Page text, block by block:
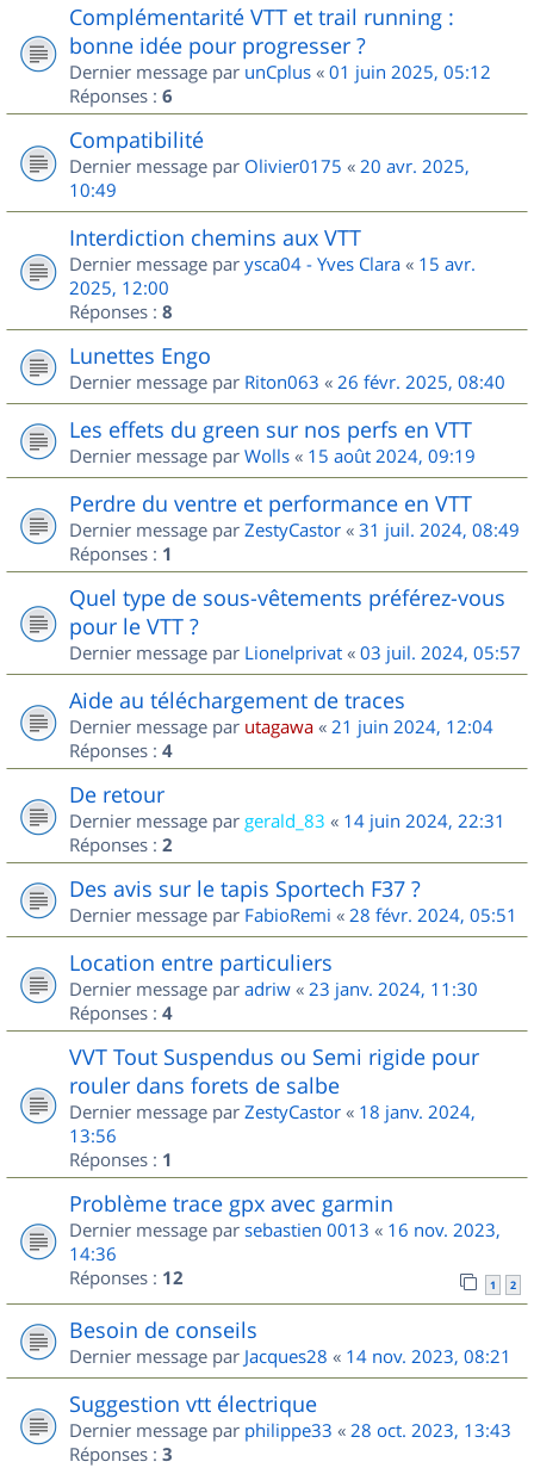
Complémentarité VTT et trail running :
bonne idée pour progresser ?
Dernier message par unCplus « 01 juin 2025, 05:12
Réponses : 6
Compatibilité
Dernier message par Olivier0175 « 20 avr. 2025,
10:49
Interdiction chemins aux VTT
Dernier message par ysca04 - Yves Clara « 15 avr.
2025, 12:00
Réponses : 8
Lunettes Engo
Dernier message par Riton063 « 26 févr. 2025, 08:40
Les effets du green sur nos perfs en VTT
Dernier message par Wolls « 15 août 2024, 09:19
Perdre du ventre et performance en VTT
Dernier message par ZestyCastor « 31 juil. 2024, 08:49
Réponses : 1
Quel type de sous-vêtements préférez-vous
pour le VTT ?
Dernier message par Lionelprivat « 03 juil. 2024, 05:57
Aide au téléchargement de traces
Dernier message par utagawa « 21 juin 2024, 12:04
Réponses : 4
De retour
Dernier message par gerald_83 « 14 juin 2024, 22:31
Réponses : 2
Des avis sur le tapis Sportech F37 ?
Dernier message par FabioRemi « 28 févr. 2024, 05:51
Location entre particuliers
Dernier message par adriw « 23 janv. 2024, 11:30
Réponses : 4
VVT Tout Suspendus ou Semi rigide pour
rouler dans forets de salbe
Dernier message par ZestyCastor « 18 janv. 2024,
13:56
Réponses : 1
Problème trace gpx avec garmin
Dernier message par sebastien 0013 « 16 nov. 2023,
14:36
Réponses : 12 1 2
Besoin de conseils
Dernier message par Jacques28 « 14 nov. 2023, 08:21
Suggestion vtt électrique
Dernier message par philippe33 « 28 oct. 2023, 13:43
Réponses : 3